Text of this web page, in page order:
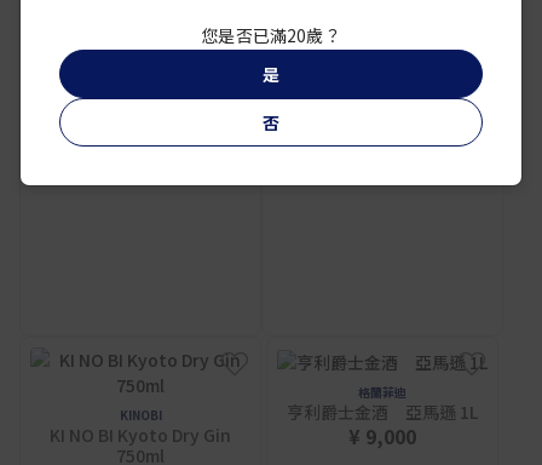
ROKU<六> NORYO TEA
EDITION
KINOBI
KI NO BI Kyoto Dry Gin
750ml
格蘭菲迪
亨利爵士金酒 亞馬遜 1L
¥ 9,000
您是否已滿20歲？
是
否